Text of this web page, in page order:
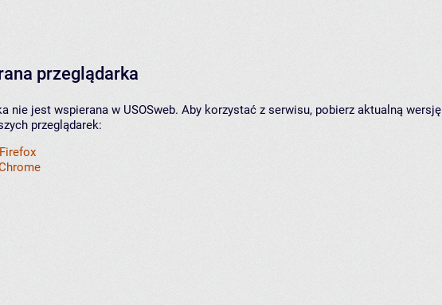
przeglądarka
nie jest wspierana w USOSweb. Aby korzystać z serwisu, pobierz aktualną wersję
przeglądarek: